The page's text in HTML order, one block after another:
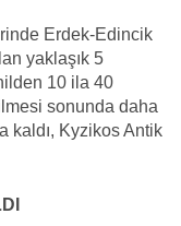
Erdek-Edincik
yaklaşık 5
10 ila 40
sonunda daha
kaldı, Kyzikos Antik